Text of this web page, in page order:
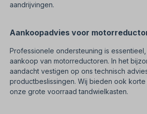
aandrijvingen.
Aankoopadvies voor
Professionele ondersteuning is
aankoop van motorreductoren. In het
aandacht vestigen op ons technisch
productbeslissingen. Wij bieden ook
onze grote voorraad tandwielkasten.